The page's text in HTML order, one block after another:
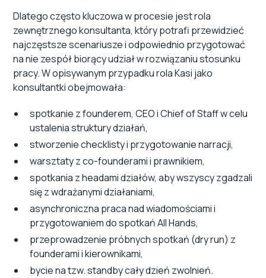
Dlatego często kluczowa w procesie jest rola
zewnętrznego konsultanta, który potrafi przewidzieć
najczęstsze scenariusze i odpowiednio przygotować
na nie zespół biorący udział w rozwiązaniu stosunku
pracy. W opisywanym przypadku rola Kasi jako
konsultantki obejmowała:
spotkanie z founderem, CEO i Chief of Staff w celu
ustalenia struktury działań,
stworzenie checklisty i przygotowanie narracji,
warsztaty z co-founderami i prawnikiem,
spotkania z headami działów, aby wszyscy zgadzali
się z wdrażanymi działaniami,
asynchroniczna praca nad wiadomościami i
przygotowaniem do spotkań All Hands,
przeprowadzenie próbnych spotkań (dry run) z
founderami i kierownikami,
bycie na tzw. standby cały dzień zwolnień.